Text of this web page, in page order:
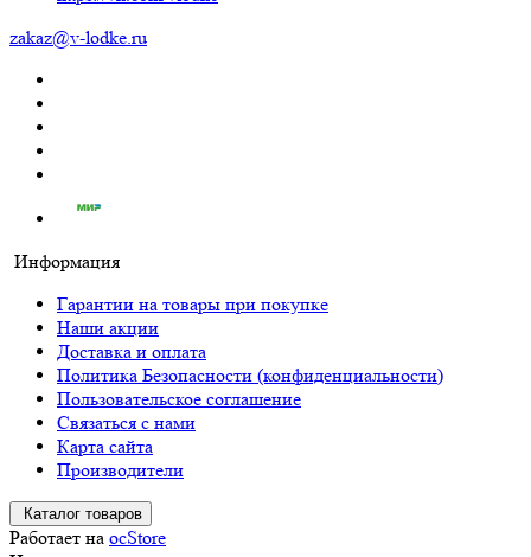
zakaz@v-lodke.ru
Информация
Гарантии на товары при покупке
Наши акции
Доставка и оплата
Политика Безопасности (конфиденциальности)
Пользовательское соглашение
Связаться с нами
Карта сайта
Производители
Каталог товаров
Работает на ocStore